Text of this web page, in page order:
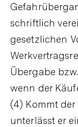
schriftlich
gesetzlichen
Übergabe
wenn der
(4) Kommt
unterlässt er